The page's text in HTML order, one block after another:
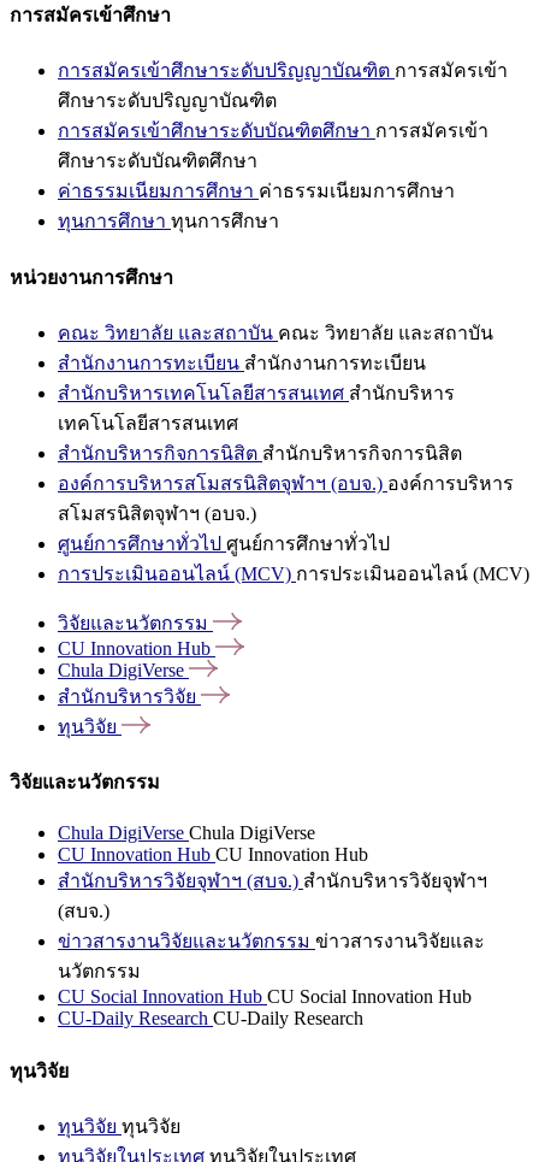
การสมัครเข้าศึกษา
การสมัครเข้าศึกษาระดับปริญญาบัณฑิต การสมัครเข้า
ศึกษาระดับปริญญาบัณฑิต
การสมัครเข้าศึกษาระดับบัณฑิตศึกษา การสมัครเข้า
ศึกษาระดับบัณฑิตศึกษา
ค่าธรรมเนียมการศึกษา ค่าธรรมเนียมการศึกษา
ทุนการศึกษา ทุนการศึกษา
หน่วยงานการศึกษา
คณะ วิทยาลัย และสถาบัน คณะ วิทยาลัย และสถาบัน
สำนักงานการทะเบียน สำนักงานการทะเบียน
สำนักบริหารเทคโนโลยีสารสนเทศ สำนักบริหาร
เทคโนโลยีสารสนเทศ
สำนักบริหารกิจการนิสิต สำนักบริหารกิจการนิสิต
องค์การบริหารสโมสรนิสิตจุฬาฯ (อบจ.) องค์การบริหาร
สโมสรนิสิตจุฬาฯ (อบจ.)
ศูนย์การศึกษาทั่วไป ศูนย์การศึกษาทั่วไป
การประเมินออนไลน์ (MCV) การประเมินออนไลน์ (MCV)
วิจัยและนวัตกรรม
CU Innovation Hub
Chula DigiVerse
สำนักบริหารวิจัย
ทุนวิจัย
วิจัยและนวัตกรรม
Chula DigiVerse Chula DigiVerse
CU Innovation Hub CU Innovation Hub
สำนักบริหารวิจัยจุฬาฯ (สบจ.) สำนักบริหารวิจัยจุฬาฯ
(สบจ.)
ข่าวสารงานวิจัยและนวัตกรรม ข่าวสารงานวิจัยและ
นวัตกรรม
CU Social Innovation Hub CU Social Innovation Hub
CU-Daily Research CU-Daily Research
ทุนวิจัย
ทุนวิจัย ทุนวิจัย
ทุนวิจัยในประเทศ ทุนวิจัยในประเทศ